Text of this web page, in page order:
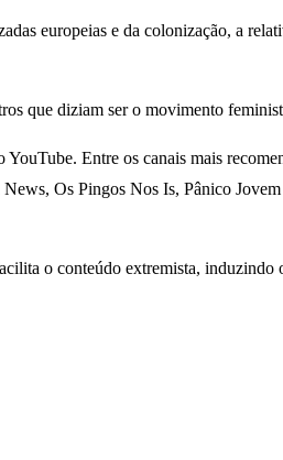
europeias e da colonização, a
que diziam ser o movimento
Entre os canais mais
Os Pingos Nos Is, Pânico
o conteúdo extremista,